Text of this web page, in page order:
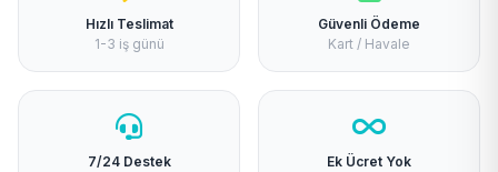
Hızlı Teslimat
1-3 iş günü
Güvenli Ödeme
Kart / Havale
7/24 Destek
Ek Ücret Yok